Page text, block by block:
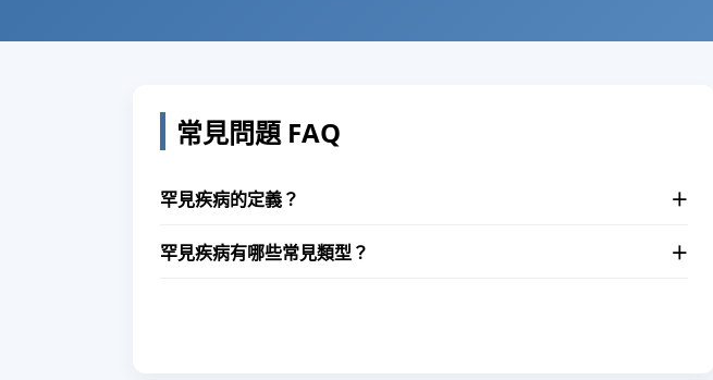
常見問題 FAQ
罕見疾病的定義？ ＋
罕見疾病有哪些常見類型？ ＋